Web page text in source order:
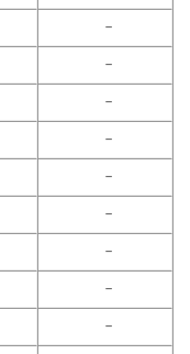
–
–
–
–
–
–
–
–
–